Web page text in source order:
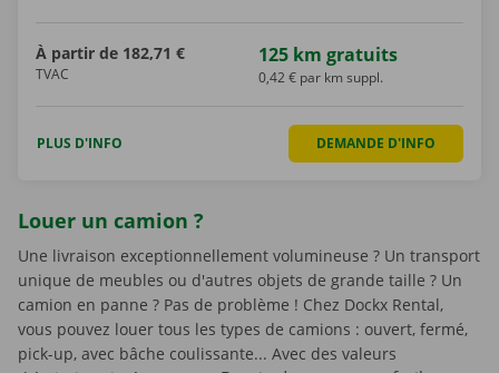
À partir de 182,71 €
TVAC
125 km gratuits
0,42 € par km suppl.
PLUS D'INFO DEMANDE D'INFO
Louer un camion ?
Une livraison exceptionnellement volumineuse ? Un transport
unique de meubles ou d'autres objets de grande taille ? Un
camion en panne ? Pas de problème ! Chez Dockx Rental,
vous pouvez louer tous les types de camions : ouvert, fermé,
pick-up, avec bâche coulissante... Avec des valeurs